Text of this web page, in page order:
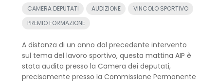
CAMERA DEPUTATI
AUDIZIONE
VINCOLO SPORTIVO
PREMIO FORMAZIONE
A distanza di un anno dal precedente intervento
sul tema del lavoro sportivo, questa mattina AIP è
stata audita presso la Camera dei deputati,
precisamente presso la Commissione Permanente